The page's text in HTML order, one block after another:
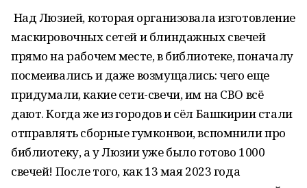
Над Люзией, которая организовала изготовление
маскировочных сетей и блиндажных свечей
прямо на рабочем месте, в библиотеке, поначалу
посмеивались и даже возмущались: чего еще
придумали, какие сети-свечи, им на СВО всё
дают. Когда же из городов и сёл Башкирии стали
отправлять сборные гумконвои, вспомнили про
библиотеку, а у Люзии уже было готово 1000
свечей! После того, как 13 мая 2023 года